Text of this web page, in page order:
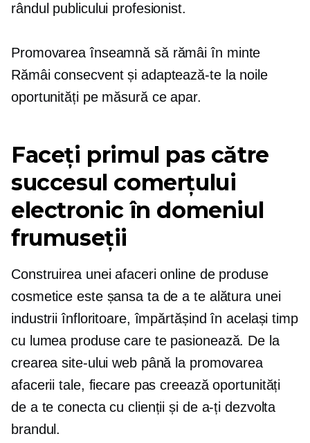
rândul publicului profesionist.
Promovarea înseamnă să rămâiîn minte
Rămâi consecvent și adaptează-te la noile
oportunități pe măsură ce apar.
Faceți primul pas către
succesul comerțului
electronic în domeniul
frumuseții
Construirea unei afaceri online de produse
cosmetice este șansa ta de a te alătura unei
industrii înfloritoare, împărtășind în același timp
cu lumea produse care te pasionează. De la
crearea site-ului web până la promovarea
afacerii tale, fiecare pas creează oportunități
de a te conecta cu clienții și de a-ți dezvolta
brandul.